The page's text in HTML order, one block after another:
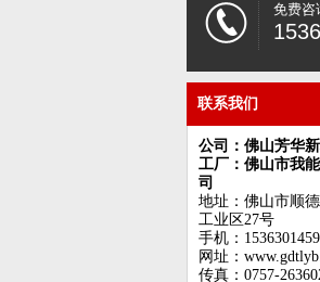
免费咨
联系我们
公司：佛山芳华
工厂：佛山市我
司
地址：佛山市顺
工业区27号
手机：
网址：
传真：0757-